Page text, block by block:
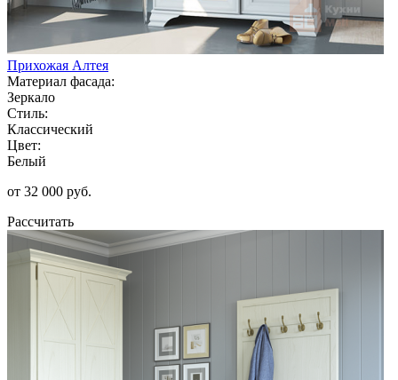
Прихожая Алтея
Материал фасада:
Зеркало
Стиль:
Классический
Цвет:
Белый
от 32 000 руб.
Рассчитать